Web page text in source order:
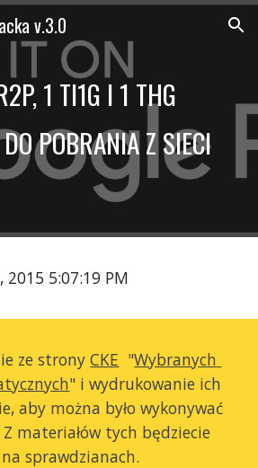
Skip to navigation
v.3.0
1 TI1G I 1 THG
POBRANIA Z SIECI
2015 5:07:19 PM
ze strony CKE
  "
Wybranych
" i wydrukowanie ich
aby można było wykonywać
materiałów tych będziecie
sprawdzianach.